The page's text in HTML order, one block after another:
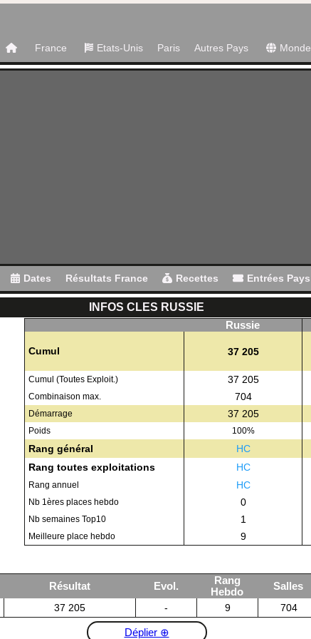
France Etats-Unis Paris Autres Pays Monde
Dates Résultats France Recettes Entrées Pays
INFOS CLES RUSSIE
Russie
Cumul 37 205
Cumul (Toutes Exploit.) 37 205
Combinaison max. 704
Démarrage 37 205
Poids 100%
Rang général HC
Rang toutes exploitations
HC
Rang annuel HC
Nb 1ères places hebdo 0
Nb semaines Top10 1
Meilleure place hebdo 9
Résultat Evol.
Rang
Hebdo
Salles
37 205 - 9 704
Déplier ⊕